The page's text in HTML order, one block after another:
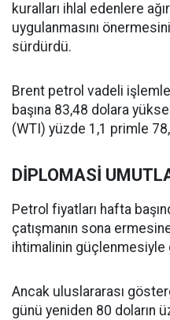
kuralları ihlal edenlere
uygulanmasını
sürdürdü.
Brent petrol vadeli
başına 83,48 dolara
(WTI) yüzde 1,1 primle
DİPLOMASİ
Petrol fiyatları hafta
çatışmanın sona
ihtimalinin güçlenmesiyle
Ancak uluslararası
günü yeniden 80 doların